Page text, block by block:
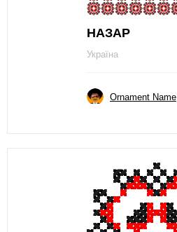
НАЗАР
Україна
Ornament Name